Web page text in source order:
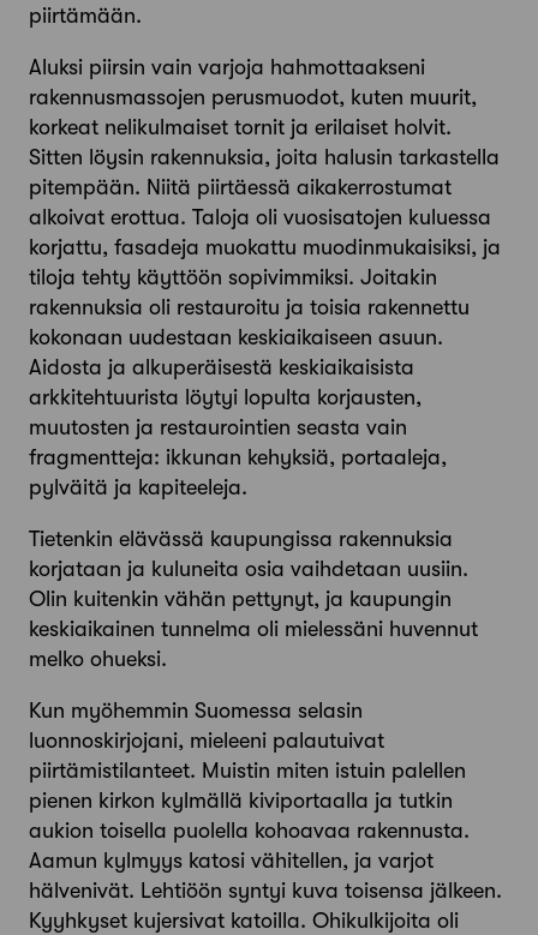
piirtämään.
Aluksi piirsin vain varjoja hahmottaakseni
rakennusmassojen perusmuodot, kuten muurit,
korkeat nelikulmaiset tornit ja erilaiset holvit.
Sitten löysin rakennuksia, joita halusin tarkastella
pitempään. Niitä piirtäessä aikakerrostumat
alkoivat erottua. Taloja oli vuosisatojen kuluessa
korjattu, fasadeja muokattu muodinmukaisiksi, ja
tiloja tehty käyttöön sopivimmiksi. Joitakin
rakennuksia oli restauroitu ja toisia rakennettu
kokonaan uudestaan keskiaikaiseen asuun.
Aidosta ja alkuperäisestä keskiaikaisista
arkkitehtuurista löytyi lopulta korjausten,
muutosten ja restaurointien seasta vain
fragmentteja: ikkunan kehyksiä, portaaleja,
pylväitä ja kapiteeleja.
Tietenkin elävässä kaupungissa rakennuksia
korjataan ja kuluneita osia vaihdetaan uusiin.
Olin kuitenkin vähän pettynyt, ja kaupungin
keskiaikainen tunnelma oli mielessäni huvennut
melko ohueksi.
Kun myöhemmin Suomessa selasin
luonnoskirjojani, mieleeni palautuivat
piirtämistilanteet. Muistin miten istuin palellen
pienen kirkon kylmällä kiviportaalla ja tutkin
aukion toisella puolella kohoavaa rakennusta.
Aamun kylmyys katosi vähitellen, ja varjot
hälvenivät. Lehtiöön syntyi kuva toisensa jälkeen.
Kyyhkyset kujersivat katoilla. Ohikulkijoita oli